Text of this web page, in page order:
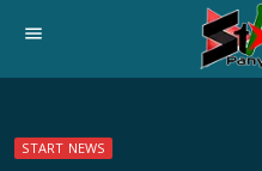
menu
START NEWS